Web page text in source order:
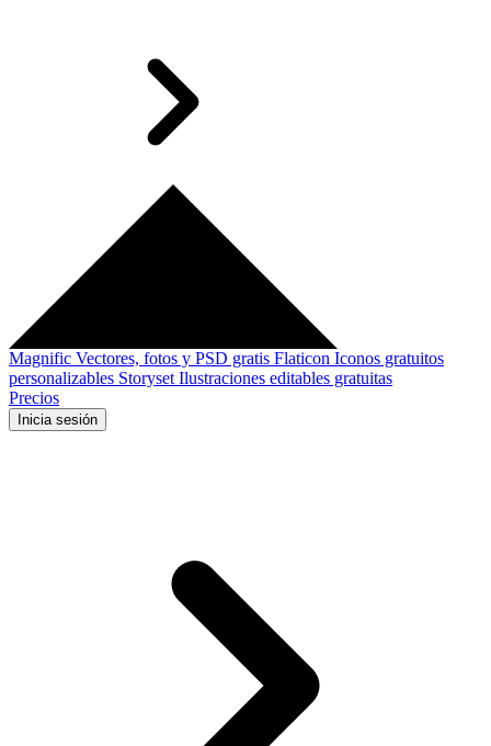
Magnific Vectores, fotos y PSD gratis Flaticon Iconos gratuitos
personalizables Storyset Ilustraciones editables gratuitas
Precios
Inicia sesión